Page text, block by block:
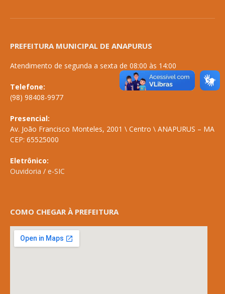
PREFEITURA MUNICIPAL DE ANAPURUS
Atendimento de segunda a sexta de 08:00 às 14:00
Telefone:
(98) 98408-9977
Presencial:
Av. João Francisco Monteles, 2001 \ Centro \ ANAPURUS – MA
CEP: 65525000
Eletrônico:
Ouvidoria / e-SIC
COMO CHEGAR À PREFEITURA